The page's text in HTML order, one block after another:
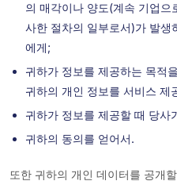
의 매각이나 양도(계속 기업
사한 절차의 일부로서)가 발생
에게;
귀하가 정보를 제공하는 목적
귀하의 개인 정보를 서비스 제
귀하가 정보를 제공할 때 당사
귀하의 동의를 얻어서.
또한 귀하의 개인 데이터를 공개